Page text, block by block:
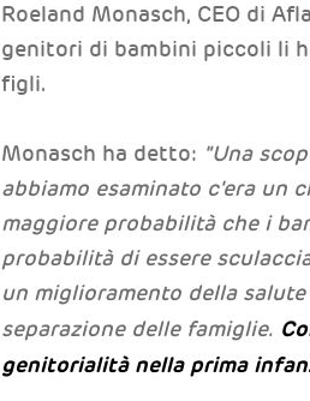
Roeland Monasch, CEO di
genitori di bambini piccoli li
figli.
Monasch ha detto: "Una
abbiamo esaminato c'era un
maggiore probabilità che i
probabilità di essere
un miglioramento della
separazione delle famiglie.
genitorialità nella prima